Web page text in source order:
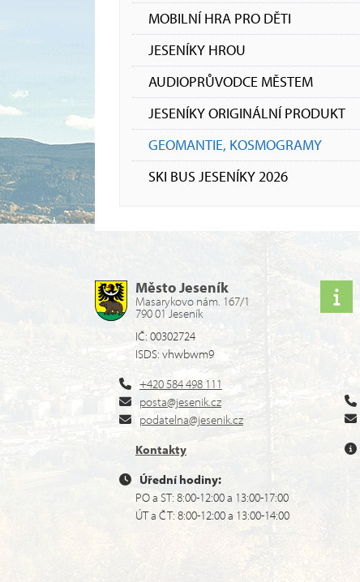
MOBILNÍ HRA PRO DĚTI
JESENÍKY HROU
AUDIOPRŮVODCE MĚSTEM
JESENÍKY ORIGINÁLNÍ PRODUKT
GEOMANTIE, KOSMOGRAMY
SKI BUS JESENÍKY 2026
Město Jeseník
Masarykovo nám. 167/1
790 01 Jeseník
IČ: 00302724
ISDS: vhwbwm9
+420 584 498 111
posta@jesenik.cz
podatelna@jesenik.cz
Kontakty
Úřední hodiny:
PO a ST: 8:00-12:00 a 13:00-17:00
ÚT a ČT: 8:00-12:00 a 13:00-14:00